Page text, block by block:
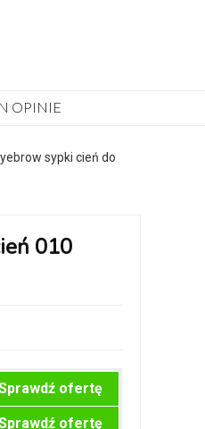
OPINIE
sypki cień do
010
ofertę
ofertę